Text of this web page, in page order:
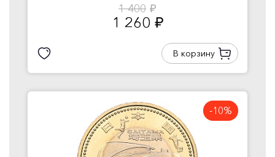
1 400 руб.
1 260 руб.
В корзину
-10%